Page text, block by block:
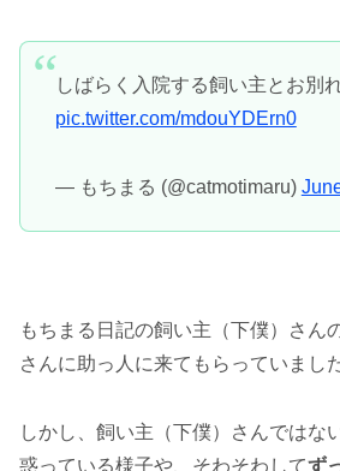
しばらく入院する飼い主とお別
pic.twitter.com/mdouYDErn0
— もちまる (@catmotimaru)
もちまる日記の飼い主（下僕）さん
さんに助っ人に来てもらっていました
しかし、飼い主（下僕）さんではな
惑っている様子や、そわそわしてず